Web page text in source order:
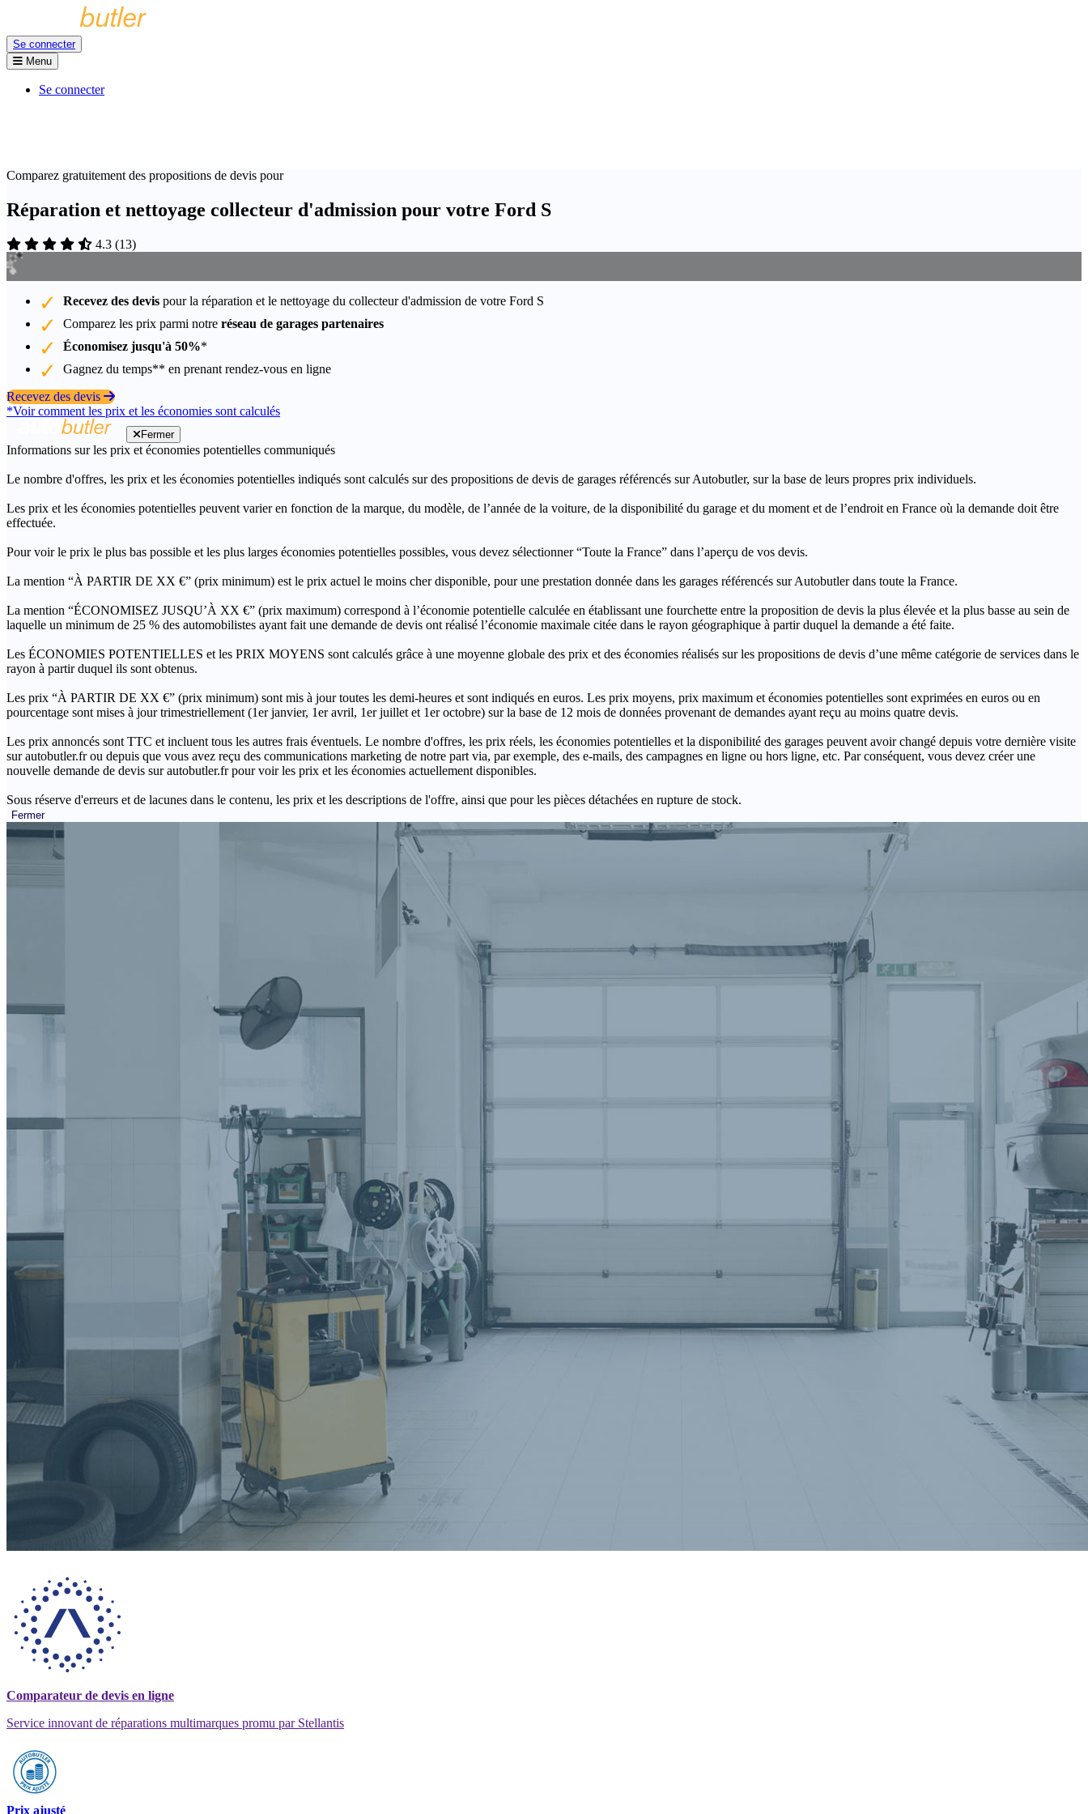
Se connecter
Menu
Se connecter
Comparez gratuitement des propositions de devis pour
Réparation et nettoyage collecteur d'admission pour votre Ford S
4.3 (13)
Recevez des devis pour la réparation et le nettoyage du collecteur d'admission de votre Ford S
Comparez les prix parmi notre réseau de garages partenaires
Économisez jusqu'à 50%*
Gagnez du temps** en prenant rendez-vous en ligne
Recevez des devis
*Voir comment les prix et les économies sont calculés
Fermer
Informations sur les prix et économies potentielles communiqués
Le nombre d'offres, les prix et les économies potentielles indiqués sont calculés sur des propositions de devis de garages référencés sur Autobutler, sur la base de leurs propres prix individuels.
Les prix et les économies potentielles peuvent varier en fonction de la marque, du modèle, de l’année de la voiture, de la disponibilité du garage et du moment et de l’endroit en France où la demande doit être
effectuée.
Pour voir le prix le plus bas possible et les plus larges économies potentielles possibles, vous devez sélectionner “Toute la France” dans l’aperçu de vos devis.
La mention “À PARTIR DE XX €” (prix minimum) est le prix actuel le moins cher disponible, pour une prestation donnée dans les garages référencés sur Autobutler dans toute la France.
La mention “ÉCONOMISEZ JUSQU’À XX €” (prix maximum) correspond à l’économie potentielle calculée en établissant une fourchette entre la proposition de devis la plus élevée et la plus basse au sein de
laquelle un minimum de 25 % des automobilistes ayant fait une demande de devis ont réalisé l’économie maximale citée dans le rayon géographique à partir duquel la demande a été faite.
Les ÉCONOMIES POTENTIELLES et les PRIX MOYENS sont calculés grâce à une moyenne globale des prix et des économies réalisés sur les propositions de devis d’une même catégorie de services dans le
rayon à partir duquel ils sont obtenus.
Les prix “À PARTIR DE XX €” (prix minimum) sont mis à jour toutes les demi-heures et sont indiqués en euros. Les prix moyens, prix maximum et économies potentielles sont exprimées en euros ou en
pourcentage sont mises à jour trimestriellement (1er janvier, 1er avril, 1er juillet et 1er octobre) sur la base de 12 mois de données provenant de demandes ayant reçu au moins quatre devis.
Les prix annoncés sont TTC et incluent tous les autres frais éventuels. Le nombre d'offres, les prix réels, les économies potentielles et la disponibilité des garages peuvent avoir changé depuis votre dernière visite
sur autobutler.fr ou depuis que vous avez reçu des communications marketing de notre part via, par exemple, des e-mails, des campagnes en ligne ou hors ligne, etc. Par conséquent, vous devez créer une
nouvelle demande de devis sur autobutler.fr pour voir les prix et les économies actuellement disponibles.
Sous réserve d'erreurs et de lacunes dans le contenu, les prix et les descriptions de l'offre, ainsi que pour les pièces détachées en rupture de stock.
Fermer
Comparateur de devis en ligne
Service innovant de réparations multimarques promu par Stellantis
Prix ajusté